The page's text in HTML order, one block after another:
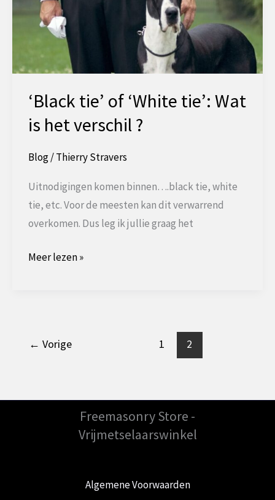
‘Black tie’ of ‘White tie’: Wat
is het verschil ?
Blog/Thierry Stravers
Uitnodigingen komen binnen….black tie, white
tie, etc. Voor de meesten kan dit verwarrend
overkomen. Dus leg ik jullie graag het
‘Black
Wat
verschil
Meer lezen »
← Vorige 1 2
Freemasonry Store -
Vrijmetselaarswinkel
Algemene Voorwaarden